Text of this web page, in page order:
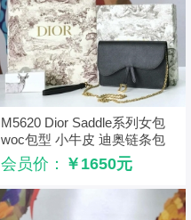
M5620 Dior Saddle系列女包
woc包型 小牛皮 迪奥链条包
Dior手拿包 黑色
会员价： ￥1650元